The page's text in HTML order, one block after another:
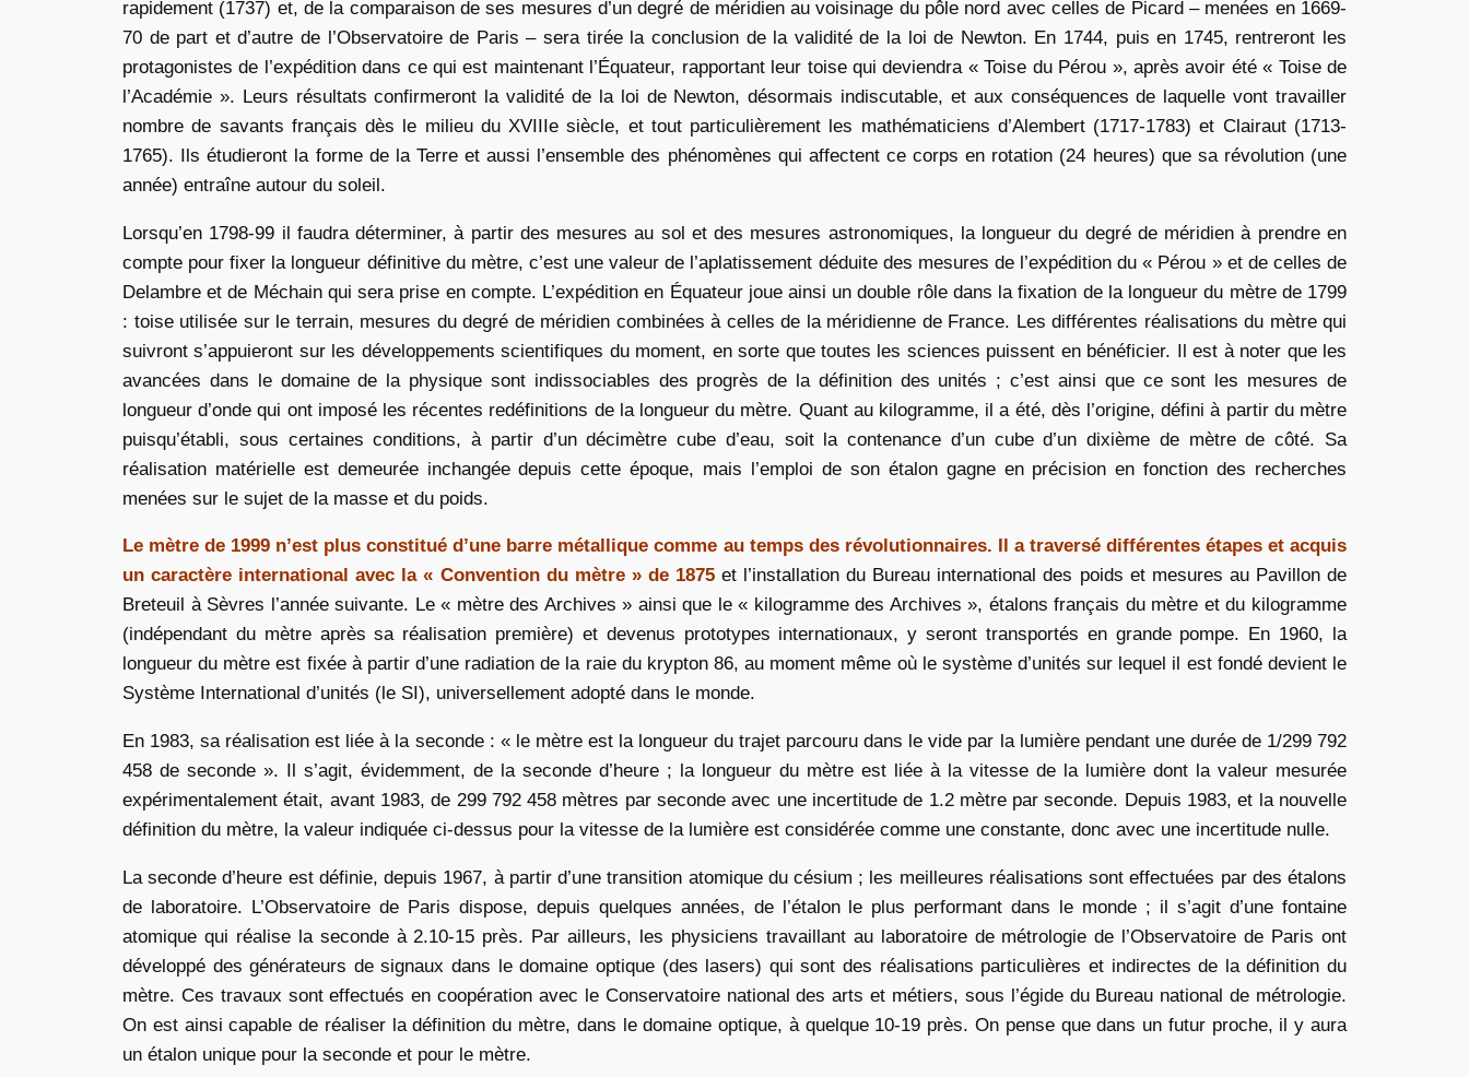
rapidement (1737) et, de la comparaison de ses mesures d’un degré de méridien au voisinage du pôle nord avec celles de Picard – menées en 1669-
70 de part et d’autre de l’Observatoire de Paris – sera tirée la conclusion de la validité de la loi de Newton. En 1744, puis en 1745, rentreront les
protagonistes de l’expédition dans ce qui est maintenant l’Équateur, rapportant leur toise qui deviendra « Toise du Pérou », après avoir été « Toise de
l’Académie ». Leurs résultats confirmeront la validité de la loi de Newton, désormais indiscutable, et aux conséquences de laquelle vont travailler
nombre de savants français dès le milieu du XVIIIe siècle, et tout particulièrement les mathématiciens d’Alembert (1717-1783) et Clairaut (1713-
1765). Ils étudieront la forme de la Terre et aussi l’ensemble des phénomènes qui affectent ce corps en rotation (24 heures) que sa révolution (une
année) entraîne autour du soleil.
Lorsqu’en 1798-99 il faudra déterminer, à partir des mesures au sol et des mesures astronomiques, la longueur du degré de méridien à prendre en
compte pour fixer la longueur définitive du mètre, c’est une valeur de l’aplatissement déduite des mesures de l’expédition du « Pérou » et de celles de
Delambre et de Méchain qui sera prise en compte. L’expédition en Équateur joue ainsi un double rôle dans la fixation de la longueur du mètre de 1799
: toise utilisée sur le terrain, mesures du degré de méridien combinées à celles de la méridienne de France. Les différentes réalisations du mètre qui
suivront s’appuieront sur les développements scientifiques du moment, en sorte que toutes les sciences puissent en bénéficier. Il est à noter que les
avancées dans le domaine de la physique sont indissociables des progrès de la définition des unités ; c’est ainsi que ce sont les mesures de
longueur d’onde qui ont imposé les récentes redéfinitions de la longueur du mètre. Quant au kilogramme, il a été, dès l’origine, défini à partir du mètre
puisqu’établi, sous certaines conditions, à partir d’un décimètre cube d’eau, soit la contenance d’un cube d’un dixième de mètre de côté. Sa
réalisation matérielle est demeurée inchangée depuis cette époque, mais l’emploi de son étalon gagne en précision en fonction des recherches
menées sur le sujet de la masse et du poids.
Le mètre de 1999 n’est plus constitué d’une barre métallique comme au temps des révolutionnaires. Il a traversé différentes étapes et acquis
un caractère international avec la « Convention du mètre » de 1875et l’installation du Bureau international des poids et mesures au Pavillon de
Breteuil à Sèvres l’année suivante. Le « mètre des Archives » ainsi que le « kilogramme des Archives », étalons français du mètre et du kilogramme
(indépendant du mètre après sa réalisation première) et devenus prototypes internationaux, y seront transportés en grande pompe. En 1960, la
longueur du mètre est fixée à partir d’une radiation de la raie du krypton 86, au moment même où le système d’unités sur lequel il est fondé devient le
Système International d’unités (le SI), universellement adopté dans le monde.
En 1983, sa réalisation est liée à la seconde : « le mètre est la longueur du trajet parcouru dans le vide par la lumière pendant une durée de 1/299 792
458 de seconde ». Il s’agit, évidemment, de la seconde d’heure ; la longueur du mètre est liée à la vitesse de la lumière dont la valeur mesurée
expérimentalement était, avant 1983, de 299 792 458 mètres par seconde avec une incertitude de 1.2 mètre par seconde. Depuis 1983, et la nouvelle
définition du mètre, la valeur indiquée ci-dessus pour la vitesse de la lumière est considérée comme une constante, donc avec une incertitude nulle.
La seconde d’heure est définie, depuis 1967, à partir d’une transition atomique du césium ; les meilleures réalisations sont effectuées par des étalons
de laboratoire. L’Observatoire de Paris dispose, depuis quelques années, de l’étalon le plus performant dans le monde ; il s’agit d’une fontaine
atomique qui réalise la seconde à 2.10-15 près. Par ailleurs, les physiciens travaillant au laboratoire de métrologie de l’Observatoire de Paris ont
développé des générateurs de signaux dans le domaine optique (des lasers) qui sont des réalisations particulières et indirectes de la définition du
mètre. Ces travaux sont effectués en coopération avec le Conservatoire national des arts et métiers, sous l’égide du Bureau national de métrologie.
On est ainsi capable de réaliser la définition du mètre, dans le domaine optique, à quelque 10-19 près. On pense que dans un futur proche, il y aura
un étalon unique pour la seconde et pour le mètre.